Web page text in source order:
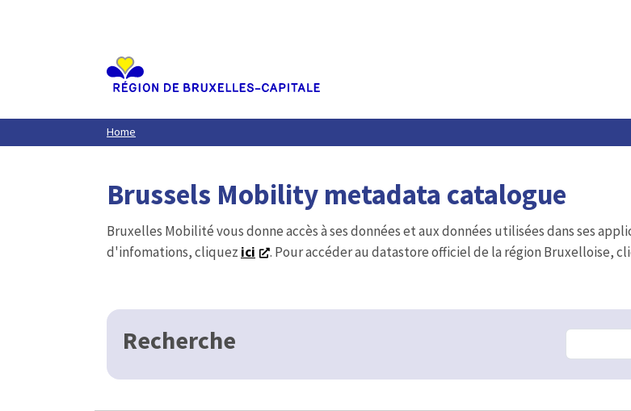
Home
Brussels Mobility metadata catalogue
Bruxelles Mobilité vous donne accès à ses données et aux données utilisées dans ses
d'infomations, cliquez ici . Pour accéder au datastore officiel de la région Bruxelloise,
Recherche